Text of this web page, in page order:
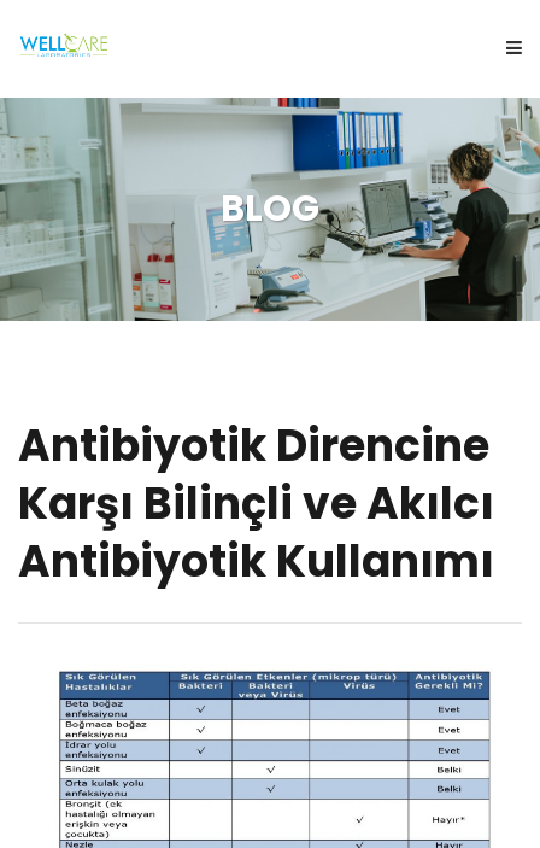
KURUMSAL
HİZMETLERİMİZ
BİLMENİZ GEREKENLER
İLETİŞİM
BLOG
Antibiyotik Direncine
Karşı Bilinçli ve Akılcı
Antibiyotik Kullanımı